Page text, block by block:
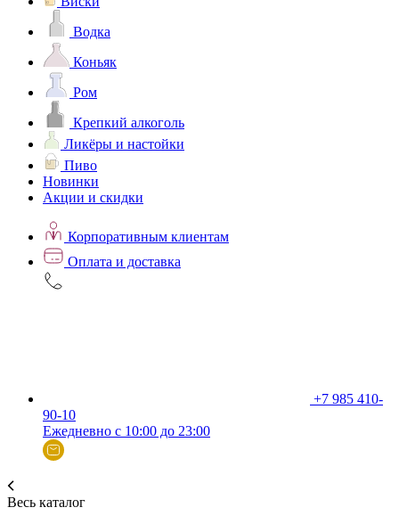
Водка
Коньяк
Ром
Крепкий алкоголь
Ликёры и настойки
Пиво
Новинки
Акции и скидки
Корпоративным клиентам
Оплата и доставка
+7 985 410-
90-10
Ежедневно с 10:00 до 23:00
Весь каталог